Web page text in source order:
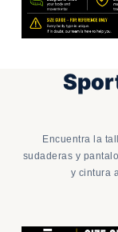
Encuentra la
sudaderas y
y cintura